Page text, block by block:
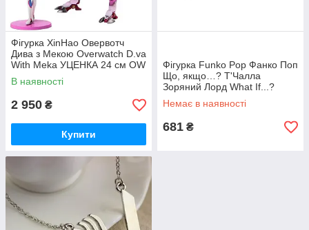
Фігурка XinHao Овервотч
Дива з Мекою Overwatch D.va
With Meka УЦЕНКА 24 см OW
21.177
В наявності
2 950 ₴
Купити
Фігурка Funko Pop Фанко Поп
Що, якщо…? Т'Чалла
Зоряний Лорд What If...?
T'Challa Star Lord 10 см
(Уцінка) WI TS 871 Sell
Немає в наявності
681 ₴